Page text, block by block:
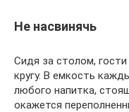
Не насвинячь
Сидя за столом,
кругу. В емкость
любого напитка,
окажется